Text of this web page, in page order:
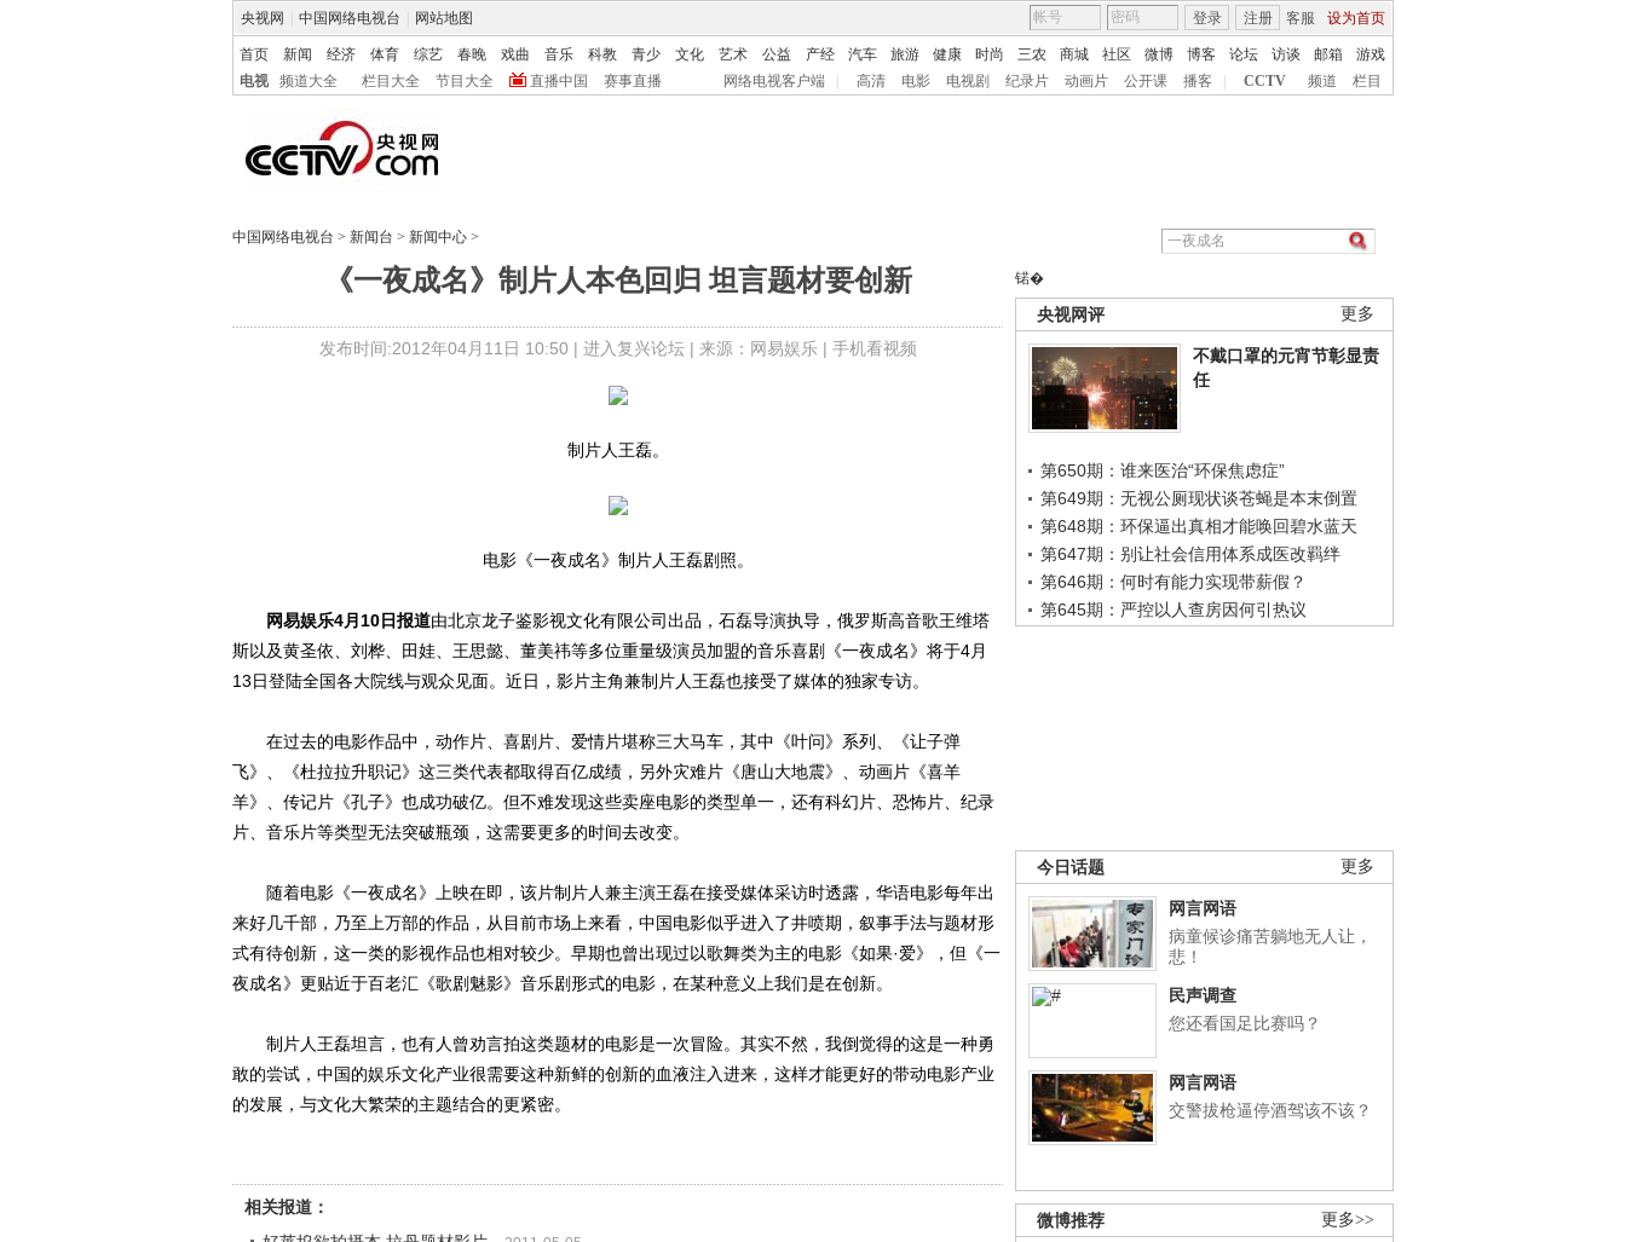
央视网 中国网络电视台 网站地图 客服 设为首页
登录 注册
首页 新闻 经济 体育 综艺 春晚 戏曲 音乐 科教 青少 文化 艺术 公益 产经 汽车 旅游 健康 时尚 三农 商城 社区 微博 博客 论坛 访谈 邮箱
游戏
电视
频道大全 栏目大全 节目大全 直播中国 赛事直播 网络电视客户端 高清 电影 电视剧 纪录片 动画片 公开课 播客 CCTV 频道 栏目
中国网络电视台 > 新闻台 > 新闻中心 >
《一夜成名》制片人本色回归 坦言题材要创新
发布时间:2012年04月11日 10:50 | 进入复兴论坛| 来源：网易娱乐 | 手机看视频
锘�
更多
央视网评
不戴口罩的元宵节彰显责
任
第650期：谁来医治“环保焦虑症”
第649期：无视公厕现状谈苍蝇是本末倒置
第648期：环保逼出真相才能唤回碧水蓝天
第647期：别让社会信用体系成医改羁绊
第646期：何时有能力实现带薪假？
第645期：严控以人查房因何引热议
更多
今日话题
网言网语
病童候诊痛苦躺地无人让，
悲！
民声调查
您还看国足比赛吗？
网言网语
交警拔枪逼停酒驾该不该？
更多>>
微博推荐
制片人王磊。
电影《一夜成名》制片人王磊剧照。
网易娱乐4月10日报道由北京龙子鉴影视文化有限公司出品，石磊导演执导，俄罗斯高音歌王维塔
斯以及黄圣依、刘桦、田娃、王思懿、董美祎等多位重量级演员加盟的音乐喜剧《一夜成名》将于4月
13日登陆全国各大院线与观众见面。近日，影片主角兼制片人王磊也接受了媒体的独家专访。
在过去的电影作品中，动作片、喜剧片、爱情片堪称三大马车，其中《叶问》系列、《让子弹
飞》、《杜拉拉升职记》这三类代表都取得百亿成绩，另外灾难片《唐山大地震》、动画片《喜羊
羊》、传记片《孔子》也成功破亿。但不难发现这些卖座电影的类型单一，还有科幻片、恐怖片、纪录
片、音乐片等类型无法突破瓶颈，这需要更多的时间去改变。
随着电影《一夜成名》上映在即，该片制片人兼主演王磊在接受媒体采访时透露，华语电影每年出
来好几千部，乃至上万部的作品，从目前市场上来看，中国电影似乎进入了井喷期，叙事手法与题材形
式有待创新，这一类的影视作品也相对较少。早期也曾出现过以歌舞类为主的电影《如果·爱》，但《一
夜成名》更贴近于百老汇《歌剧魅影》音乐剧形式的电影，在某种意义上我们是在创新。
制片人王磊坦言，也有人曾劝言拍这类题材的电影是一次冒险。其实不然，我倒觉得的这是一种勇
敢的尝试，中国的娱乐文化产业很需要这种新鲜的创新的血液注入进来，这样才能更好的带动电影产业
的发展，与文化大繁荣的主题结合的更紧密。
相关报道：